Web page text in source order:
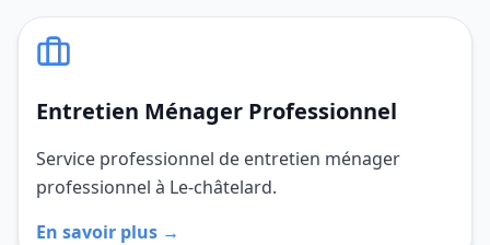
Entretien Ménager Professionnel
Service professionnel de entretien ménager
professionnel à Le-châtelard.
En savoir plus →